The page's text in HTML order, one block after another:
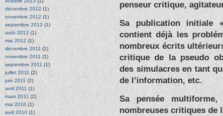
décembre 2012 (1)
novembre 2012 (1)
septembre 2012 (1)
août 2012 (1)
mai 2012 (1)
décembre 2011(1)
novembre 2011 (1)
septembre 2011 (1)
juillet 2011 (2)
juin 2011 (2)
avril 2011 (1)
mars 2011 (2)
mai 2010 (1)
avril 2010 (1)
penseur critique,
Sa publication initiale
contient déjà les
nombreux écrits
critique de la pseudo
des simulacres en tant
de l’information, etc.
Sa pensée
nombreuses critiques de